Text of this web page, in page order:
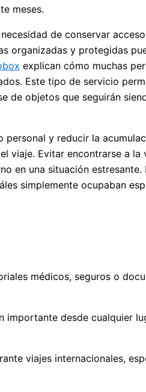
meses.
de conservar
organizadas y protegidas
explican cómo muchas
Este tipo de servicio
de objetos que seguirán
y reducir la
viaje. Evitar encontrarse a la
en una situación estresante.
simplemente ocupaban
médicos, seguros o
importante desde cualquier
viajes internacionales,